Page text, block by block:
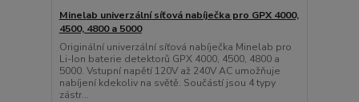
Minelab univerzální síťová nabíječka pro GPX 4000,
4500, 4800 a 5000
Originální univerzální síťová nabíječka Minelab pro
Li-Ion baterie detektorů GPX 4000, 4500, 4800 a
5000. Vstupní napětí 120V až 240V AC umožňuje
nabíjení kdekoliv na světě. Součástí jsou 4 typy
zástr...